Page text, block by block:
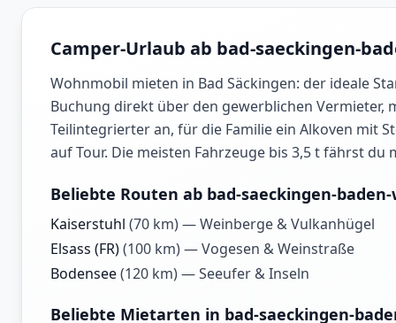
Camper-Urlaub ab bad-saeckingen-
Wohnmobil mieten in Bad Säckingen: der ideale
Buchung direkt über den gewerblichen
Teilintegrierter an, für die Familie ein Alkoven mit
auf Tour. Die meisten Fahrzeuge bis 3,5 t fährst du
Beliebte Routen ab bad-saeckingen-
Kaiserstuhl (70 km) —Weinberge & Vulkanhügel
Elsass (FR)(100 km) —Vogesen & Weinstraße
Bodensee(120 km) —Seeufer & Inseln
Beliebte Mietarten in bad-saeckingen-